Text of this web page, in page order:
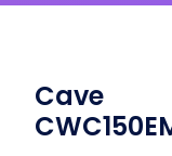
Cave